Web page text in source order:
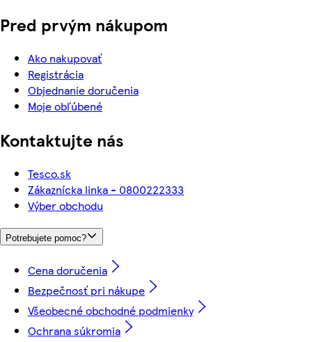
Pred prvým nákupom
Ako nakupovať
Registrácia
Objednanie doručenia
Moje obľúbené
Kontaktujte nás
Tesco.sk
Zákaznícka linka - 0800222333
Výber obchodu
Potrebujete pomoc?
Cena doručenia
Bezpečnosť pri nákupe
Všeobecné obchodné podmienky
Ochrana súkromia